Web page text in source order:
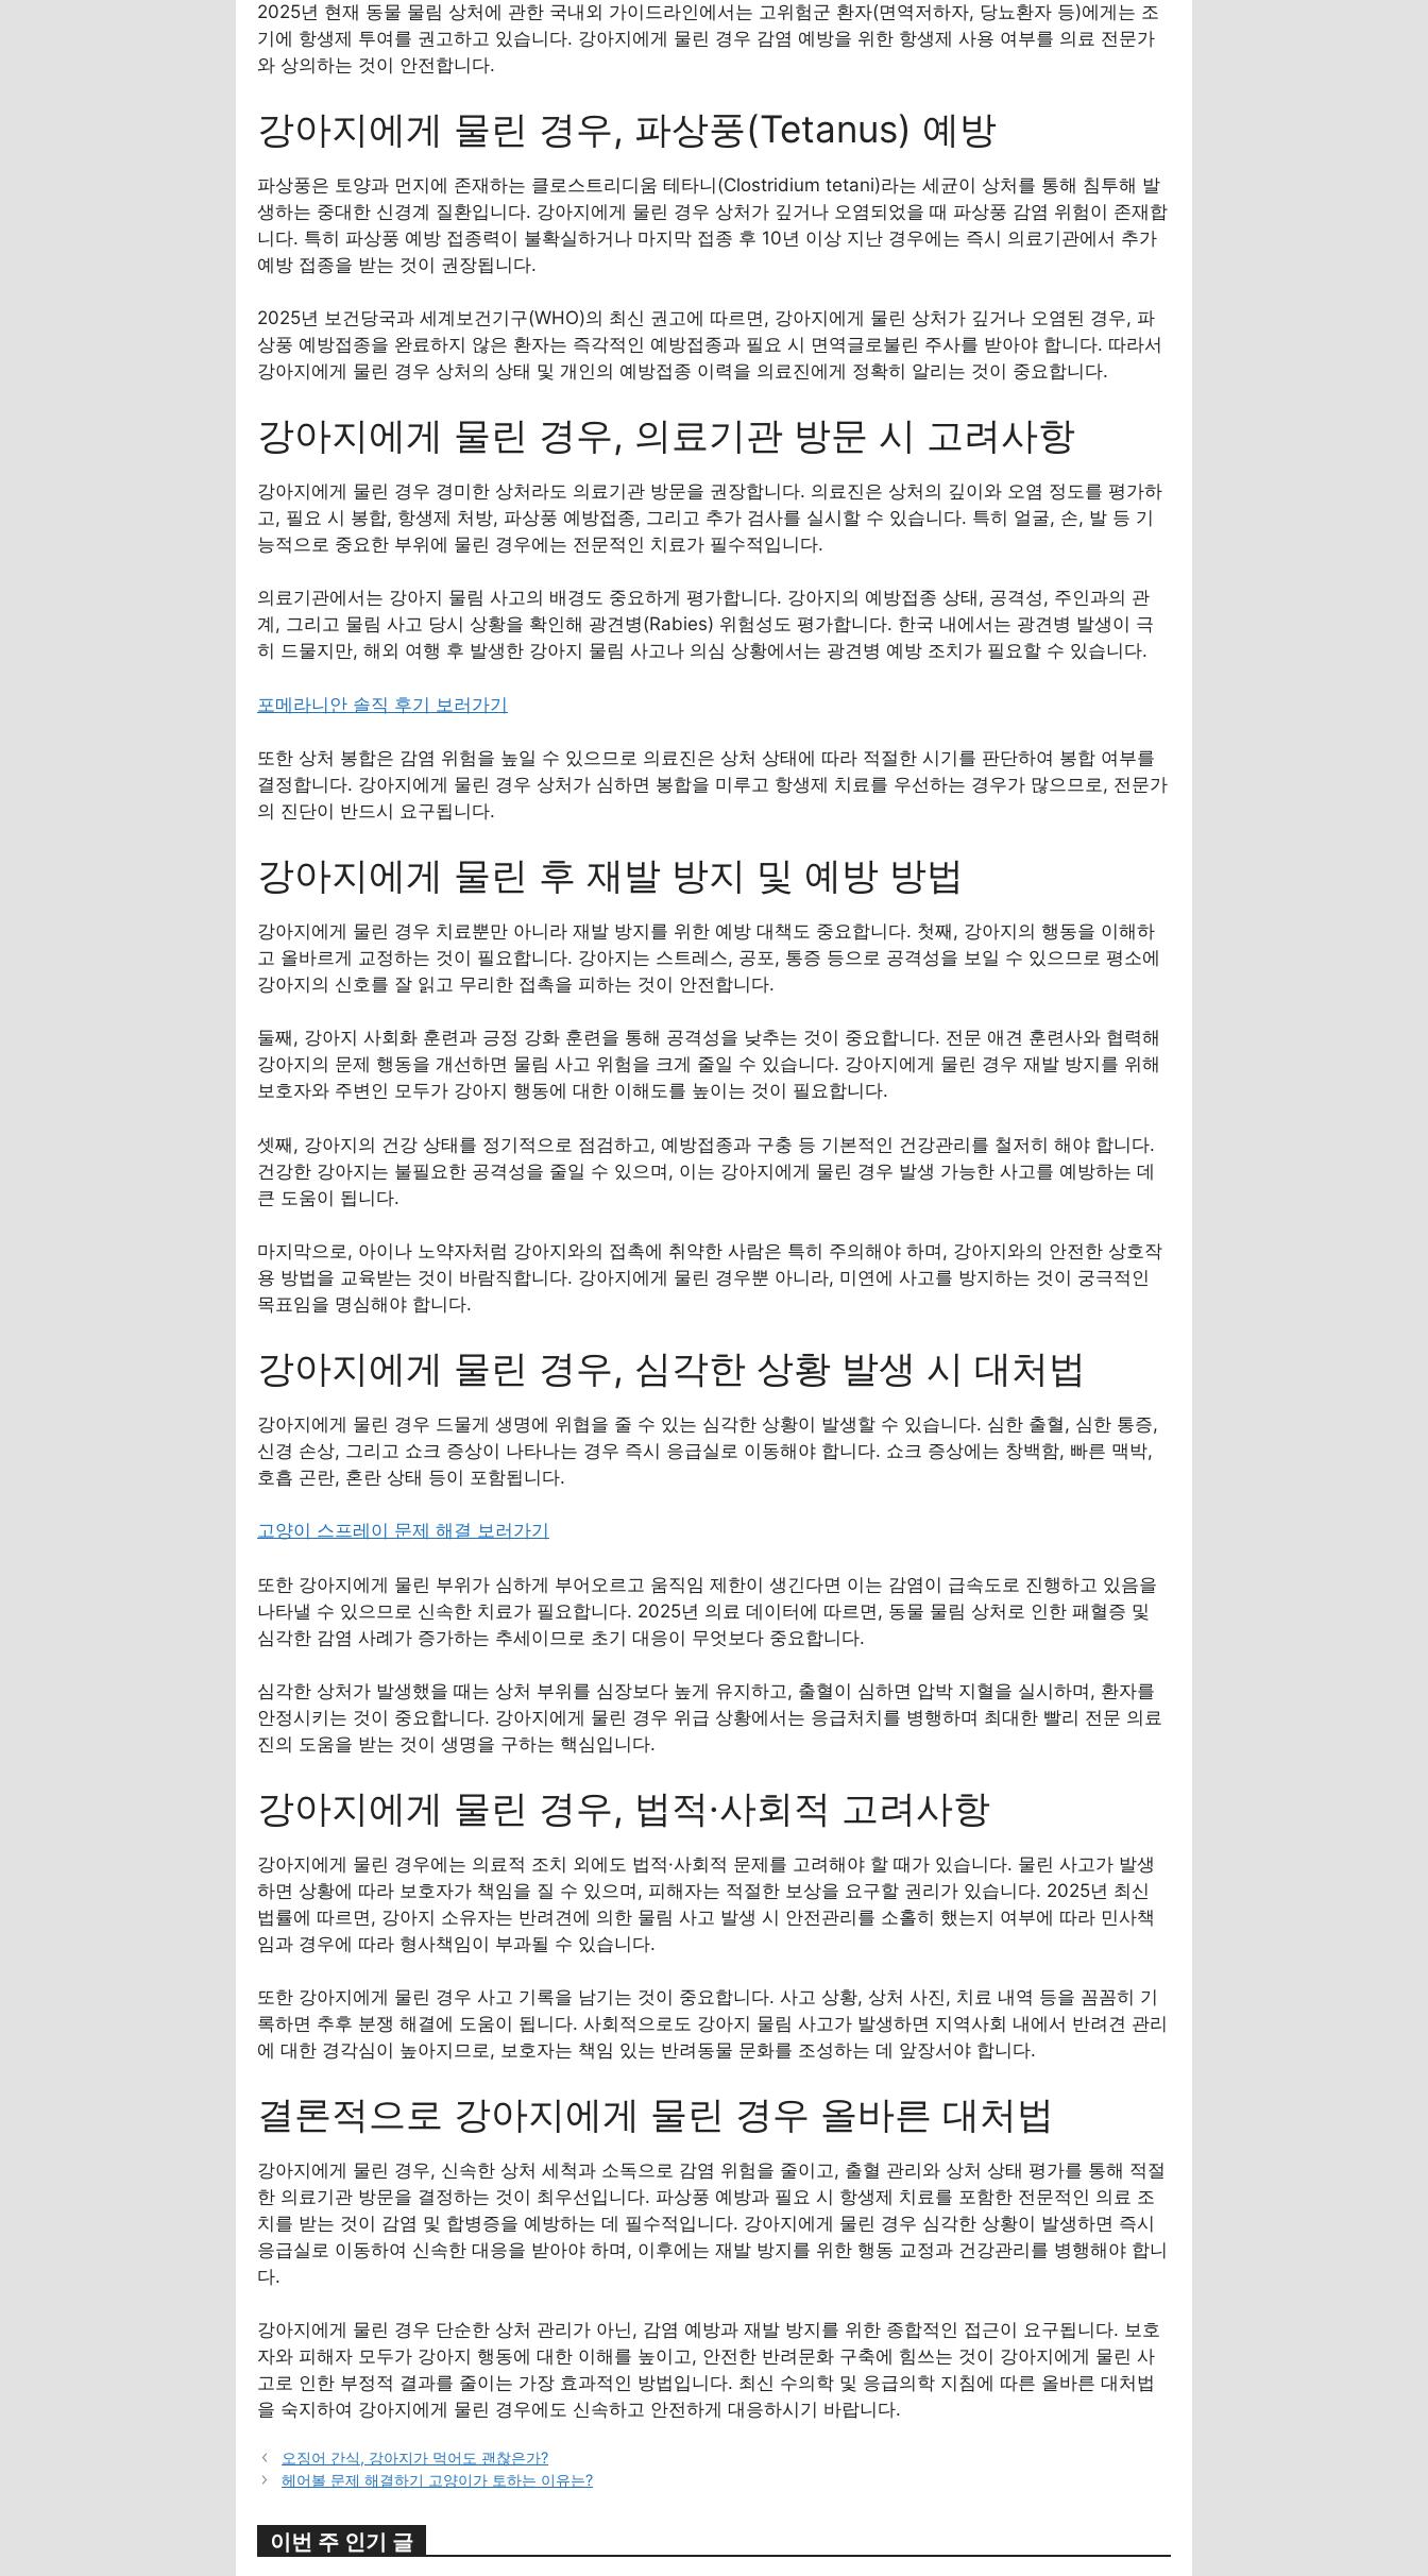
2025년 현재 동물 물림 상처에 관한 국내외 가이드라인에서는 고위험군 환자(면역저하자, 당뇨환자 등)에게는 조
기에 항생제 투여를 권고하고 있습니다. 강아지에게 물린 경우 감염 예방을 위한 항생제 사용 여부를 의료 전문가
와 상의하는 것이 안전합니다.
강아지에게 물린 경우, 파상풍(Tetanus) 예방
파상풍은 토양과 먼지에 존재하는 클로스트리디움 테타니(Clostridium tetani)라는 세균이 상처를 통해 침투해 발
생하는 중대한 신경계 질환입니다. 강아지에게 물린 경우 상처가 깊거나 오염되었을 때 파상풍 감염 위험이 존재합
니다. 특히 파상풍 예방 접종력이 불확실하거나 마지막 접종 후 10년 이상 지난 경우에는 즉시 의료기관에서 추가
예방 접종을 받는 것이 권장됩니다.
2025년 보건당국과 세계보건기구(WHO)의 최신 권고에 따르면, 강아지에게 물린 상처가 깊거나 오염된 경우, 파
상풍 예방접종을 완료하지 않은 환자는 즉각적인 예방접종과 필요 시 면역글로불린 주사를 받아야 합니다. 따라서
강아지에게 물린 경우 상처의 상태 및 개인의 예방접종 이력을 의료진에게 정확히 알리는 것이 중요합니다.
강아지에게 물린 경우, 의료기관 방문 시 고려사항
강아지에게 물린 경우 경미한 상처라도 의료기관 방문을 권장합니다. 의료진은 상처의 깊이와 오염 정도를 평가하
고, 필요 시 봉합, 항생제 처방, 파상풍 예방접종, 그리고 추가 검사를 실시할 수 있습니다. 특히 얼굴, 손, 발 등 기
능적으로 중요한 부위에 물린 경우에는 전문적인 치료가 필수적입니다.
의료기관에서는 강아지 물림 사고의 배경도 중요하게 평가합니다. 강아지의 예방접종 상태, 공격성, 주인과의 관
계, 그리고 물림 사고 당시 상황을 확인해 광견병(Rabies) 위험성도 평가합니다. 한국 내에서는 광견병 발생이 극
히 드물지만, 해외 여행 후 발생한 강아지 물림 사고나 의심 상황에서는 광견병 예방 조치가 필요할 수 있습니다.
포메라니안 솔직 후기 보러가기
또한 상처 봉합은 감염 위험을 높일 수 있으므로 의료진은 상처 상태에 따라 적절한 시기를 판단하여 봉합 여부를
결정합니다. 강아지에게 물린 경우 상처가 심하면 봉합을 미루고 항생제 치료를 우선하는 경우가 많으므로, 전문가
의 진단이 반드시 요구됩니다.
강아지에게 물린 후 재발 방지 및 예방 방법
강아지에게 물린 경우 치료뿐만 아니라 재발 방지를 위한 예방 대책도 중요합니다. 첫째, 강아지의 행동을 이해하
고 올바르게 교정하는 것이 필요합니다. 강아지는 스트레스, 공포, 통증 등으로 공격성을 보일 수 있으므로 평소에
강아지의 신호를 잘 읽고 무리한 접촉을 피하는 것이 안전합니다.
둘째, 강아지 사회화 훈련과 긍정 강화 훈련을 통해 공격성을 낮추는 것이 중요합니다. 전문 애견 훈련사와 협력해
강아지의 문제 행동을 개선하면 물림 사고 위험을 크게 줄일 수 있습니다. 강아지에게 물린 경우 재발 방지를 위해
보호자와 주변인 모두가 강아지 행동에 대한 이해도를 높이는 것이 필요합니다.
셋째, 강아지의 건강 상태를 정기적으로 점검하고, 예방접종과 구충 등 기본적인 건강관리를 철저히 해야 합니다.
건강한 강아지는 불필요한 공격성을 줄일 수 있으며, 이는 강아지에게 물린 경우 발생 가능한 사고를 예방하는 데
큰 도움이 됩니다.
마지막으로, 아이나 노약자처럼 강아지와의 접촉에 취약한 사람은 특히 주의해야 하며, 강아지와의 안전한 상호작
용 방법을 교육받는 것이 바람직합니다. 강아지에게 물린 경우뿐 아니라, 미연에 사고를 방지하는 것이 궁극적인
목표임을 명심해야 합니다.
강아지에게 물린 경우, 심각한 상황 발생 시 대처법
강아지에게 물린 경우 드물게 생명에 위협을 줄 수 있는 심각한 상황이 발생할 수 있습니다. 심한 출혈, 심한 통증,
신경 손상, 그리고 쇼크 증상이 나타나는 경우 즉시 응급실로 이동해야 합니다. 쇼크 증상에는 창백함, 빠른 맥박,
호흡 곤란, 혼란 상태 등이 포함됩니다.
고양이 스프레이 문제 해결 보러가기
또한 강아지에게 물린 부위가 심하게 부어오르고 움직임 제한이 생긴다면 이는 감염이 급속도로 진행하고 있음을
나타낼 수 있으므로 신속한 치료가 필요합니다. 2025년 의료 데이터에 따르면, 동물 물림 상처로 인한 패혈증 및
심각한 감염 사례가 증가하는 추세이므로 초기 대응이 무엇보다 중요합니다.
심각한 상처가 발생했을 때는 상처 부위를 심장보다 높게 유지하고, 출혈이 심하면 압박 지혈을 실시하며, 환자를
안정시키는 것이 중요합니다. 강아지에게 물린 경우 위급 상황에서는 응급처치를 병행하며 최대한 빨리 전문 의료
진의 도움을 받는 것이 생명을 구하는 핵심입니다.
강아지에게 물린 경우, 법적·사회적 고려사항
강아지에게 물린 경우에는 의료적 조치 외에도 법적·사회적 문제를 고려해야 할 때가 있습니다. 물린 사고가 발생
하면 상황에 따라 보호자가 책임을 질 수 있으며, 피해자는 적절한 보상을 요구할 권리가 있습니다. 2025년 최신
법률에 따르면, 강아지 소유자는 반려견에 의한 물림 사고 발생 시 안전관리를 소홀히 했는지 여부에 따라 민사책
임과 경우에 따라 형사책임이 부과될 수 있습니다.
또한 강아지에게 물린 경우 사고 기록을 남기는 것이 중요합니다. 사고 상황, 상처 사진, 치료 내역 등을 꼼꼼히 기
록하면 추후 분쟁 해결에 도움이 됩니다. 사회적으로도 강아지 물림 사고가 발생하면 지역사회 내에서 반려견 관리
에 대한 경각심이 높아지므로, 보호자는 책임 있는 반려동물 문화를 조성하는 데 앞장서야 합니다.
결론적으로 강아지에게 물린 경우 올바른 대처법
강아지에게 물린 경우, 신속한 상처 세척과 소독으로 감염 위험을 줄이고, 출혈 관리와 상처 상태 평가를 통해 적절
한 의료기관 방문을 결정하는 것이 최우선입니다. 파상풍 예방과 필요 시 항생제 치료를 포함한 전문적인 의료 조
치를 받는 것이 감염 및 합병증을 예방하는 데 필수적입니다. 강아지에게 물린 경우 심각한 상황이 발생하면 즉시
응급실로 이동하여 신속한 대응을 받아야 하며, 이후에는 재발 방지를 위한 행동 교정과 건강관리를 병행해야 합니
다.
강아지에게 물린 경우 단순한 상처 관리가 아닌, 감염 예방과 재발 방지를 위한 종합적인 접근이 요구됩니다. 보호
자와 피해자 모두가 강아지 행동에 대한 이해를 높이고, 안전한 반려문화 구축에 힘쓰는 것이 강아지에게 물린 사
고로 인한 부정적 결과를 줄이는 가장 효과적인 방법입니다. 최신 수의학 및 응급의학 지침에 따른 올바른 대처법
을 숙지하여 강아지에게 물린 경우에도 신속하고 안전하게 대응하시기 바랍니다.
오징어 간식, 강아지가 먹어도 괜찮은가?
헤어볼 문제 해결하기 고양이가 토하는 이유는?
이번 주 인기 글